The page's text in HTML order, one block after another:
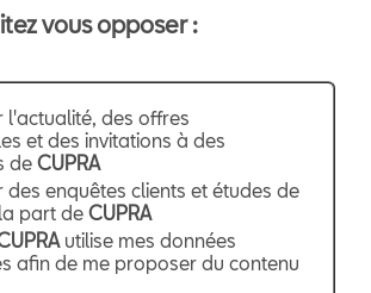
vous opposer :
l'actualité, des offres
et des invitations à des
de CUPRA
des enquêtes clients et études de
part de CUPRA
utilise mes données
afin de me proposer du contenu